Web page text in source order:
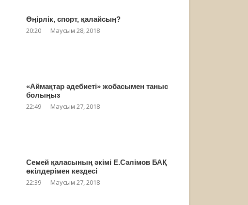
Өңірлік, спорт, қалайсың?
20:20 Маусым 28, 2018
«Аймақтар әдебиеті» жобасымен таныс
болыңыз
22:49 Маусым 27, 2018
Семей қаласының әкімі Е.Сәлімов БАҚ
өкілдерімен кездесі
22:39 Маусым 27, 2018